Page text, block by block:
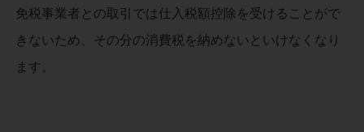
免税事業者との取引では仕入税額控除を受けることがで
きないため、その分の消費税を納めないといけなくなり
ます。